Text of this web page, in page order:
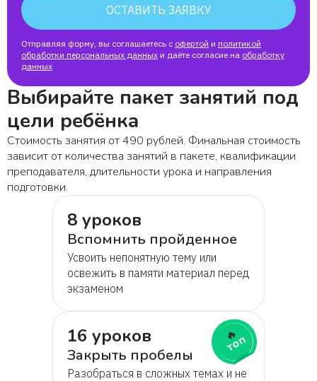
Алёна
Егор
Григорий
Радислав
Татьяна
Юлия Белова
Диана
Петр Иванович
Вячеслав
ОСТАВИТЬ ЗАЯВКУ
Отправляя форму, вы соглашаетесь с офертой и политикой
обработки персональных данных и даёте согласие на обработку
данных
Выбирайте пакет занятий под
цели ребёнка
Стоимость занятия от 490 рублей. Финальная стоимость
зависит от количества занятий в пакете, квалификации
преподавателя, длительности урока и направления
подготовки.
8 уроков
Вспомнить пройденное
Усвоить непонятную тему или
освежить в памяти материал перед
экзаменом
16 уроков
Закрыть пробелы
Разобраться в сложных темах и не
🔥
топ